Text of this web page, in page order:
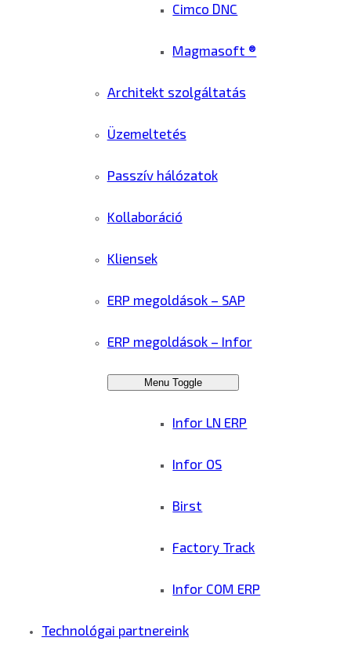
Cimco DNC
Magmasoft ®
Architekt szolgáltatás
Üzemeltetés
Passzív hálózatok
Kollaboráció
Kliensek
ERP megoldások – SAP
ERP megoldások – Infor
Menu Toggle
Infor LN ERP
Infor OS
Birst
Factory Track
Infor COM ERP
Technológai partnereink